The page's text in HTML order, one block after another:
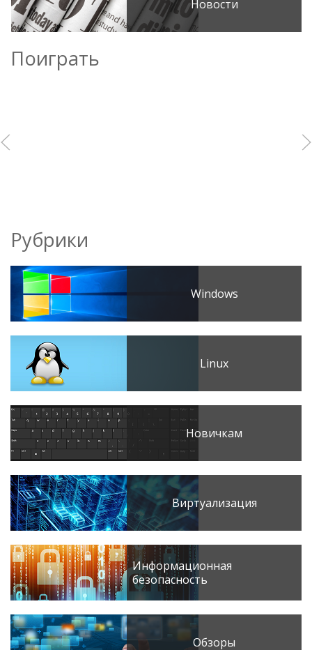
Новости
Поиграть
Рубрики
Windows
Linux
Новичкам
Виртуализация
Информационная
безопасность
Обзоры